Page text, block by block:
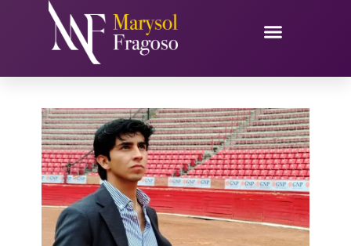
contenido